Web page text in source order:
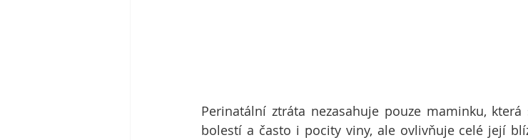
Perinatální ztráta nezasahuje pouze maminku,
bolestí a často i pocity viny, ale ovlivňuje celé její